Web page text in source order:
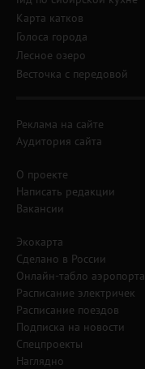
Карта катков
Голоса города
Лесное озеро
Весточка с передовой
Реклама на сайте
Аудитория сайта
О проекте
Написать редакции
Вакансии
Экокарта
Сделано в России
Онлайн-табло аэропорта
Расписание электричек
Расписание поездов
Подписка на новости
Спецпроекты
Наглядно